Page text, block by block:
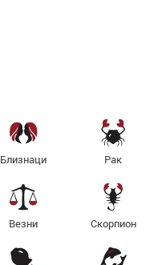
Близнаци Рак
Везни Скорпион